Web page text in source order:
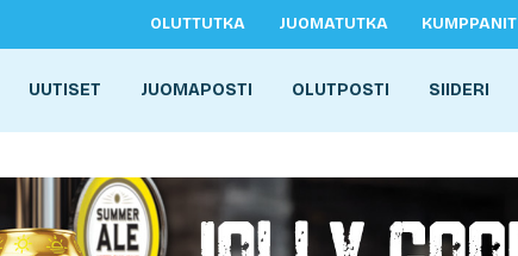
OLUTTUTKA JUOMATUTKA KUMPPANIT
UUTISET JUOMAPOSTI OLUTPOSTI SIIDERI